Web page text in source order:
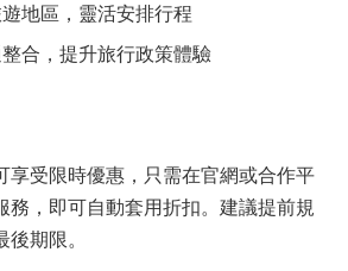
地區，靈活安排行程
合，提升旅行政策體驗
享受限時優惠，只需在官網或合作平
務，即可自動套用折扣。建議提前規
期限。